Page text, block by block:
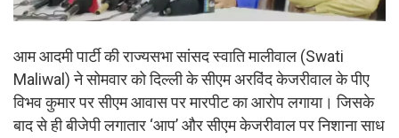
आम आदमी पार्टी की राज्यसभा सांसद स्वाति मालीवाल (Swati
Maliwal) ने सोमवार को दिल्ली के सीएम अरविंद केजरीवाल के पीए
विभव कुमार पर सीएम आवास पर मारपीट का आरोप लगाया। जिसके
बाद से ही बीजेपी लगातार ‘आप’ और सीएम केजरीवाल पर निशाना साध